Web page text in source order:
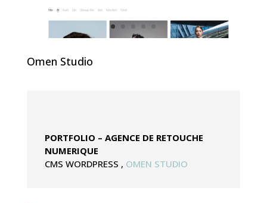
Omen Studio
PORTFOLIO – AGENCE DE RETOUCHE
NUMERIQUE
CMS WORDPRESS , OMEN STUDIO